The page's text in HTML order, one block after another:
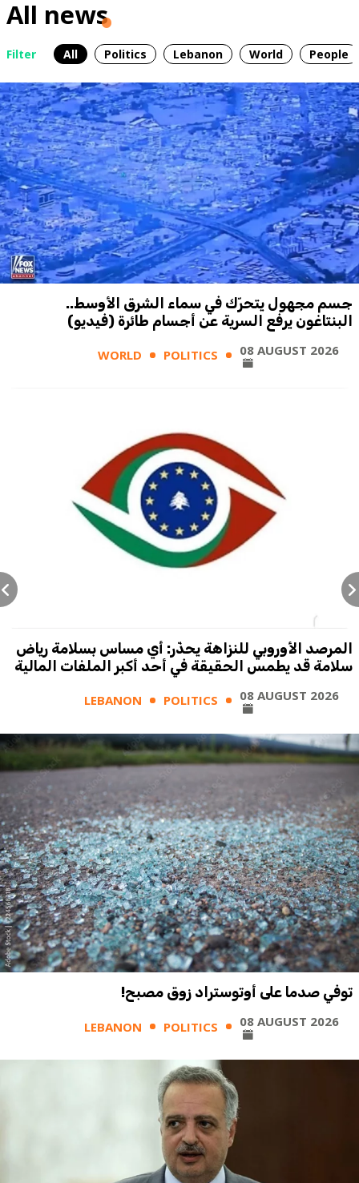
All news
Filter All Politics Lebanon World People
جسم مجهول يتحرّك في سماء الشرق الأوسط..
البنتاغون يرفع السرية عن أجسام طائرة (فيديو)
WORLD POLITICS 08 AUGUST 2026
المرصد الأوروبي للنزاهة يحذّر: أي مساس بسلامة رياض
سلامة قد يطمس الحقيقة في أحد أكبر الملفات المالية
LEBANON POLITICS 08 AUGUST 2026
توفي صدما على أوتوستراد زوق مصبح!
LEBANON POLITICS 08 AUGUST 2026